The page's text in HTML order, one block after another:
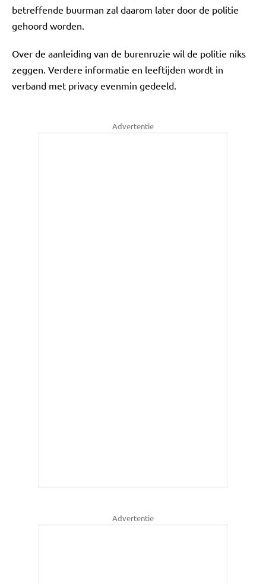
betreffende buurman zal daarom later door de politie
gehoord worden.
Over de aanleiding van de burenruzie wil de politie niks
zeggen. Verdere informatie en leeftijden wordt in
verband met privacy evenmin gedeeld.
Advertentie
Advertentie